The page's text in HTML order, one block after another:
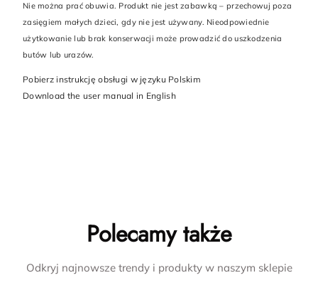
Nie można prać obuwia. Produkt nie jest zabawką – przechowuj poza
zasięgiem małych dzieci, gdy nie jest używany. Nieodpowiednie
użytkowanie lub brak konserwacji może prowadzić do uszkodzenia
butów lub urazów.
Pobierz instrukcję obsługi w języku Polskim
Download the user manual in English
Polecamy także
Odkryj najnowsze trendy i produkty w naszym sklepie